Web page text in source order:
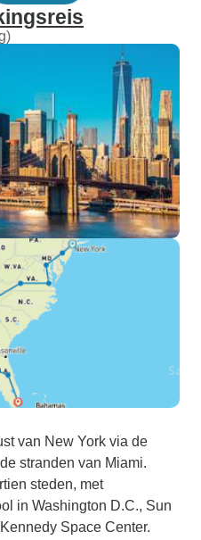
van New York via de
stranden van Miami.
steden, met
in Washington D.C., Sun
Space Center.